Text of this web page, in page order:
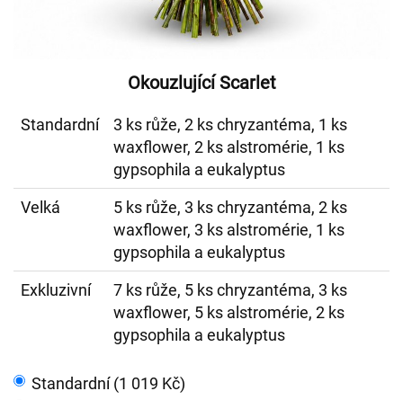
Okouzlující Scarlet
Standardní
3 ks růže, 2 ks chryzantéma, 1 ks
waxflower, 2 ks alstromérie, 1 ks
gypsophila a eukalyptus
Velká
5 ks růže, 3 ks chryzantéma, 2 ks
waxflower, 3 ks alstromérie, 1 ks
gypsophila a eukalyptus
Exkluzivní
7 ks růže, 5 ks chryzantéma, 3 ks
waxflower, 5 ks alstromérie, 2 ks
gypsophila a eukalyptus
Standardní (1 019 Kč)